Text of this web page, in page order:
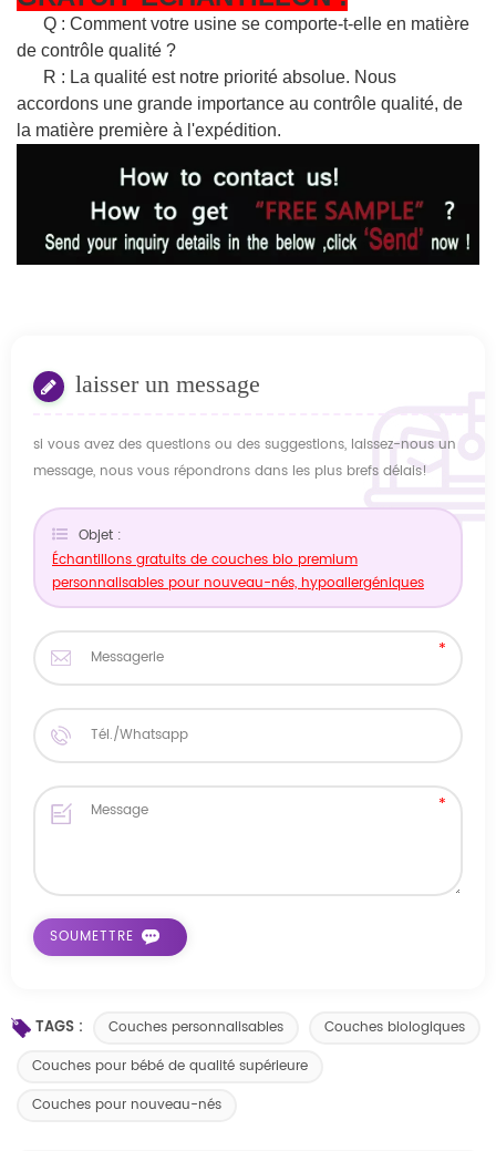
Q : Comment votre usine se comporte-t-elle en matière
de contrôle qualité ?
R : La qualité est notre priorité absolue. Nous
accordons une grande importance au contrôle qualité, de
la matière première à l'expédition.
laisser un message
si vous avez des questions ou des suggestions, laissez-nous un
message, nous vous répondrons dans les plus brefs délais!
Objet :
Échantillons gratuits de couches bio premium
personnalisables pour nouveau-nés, hypoallergéniques
TAGS : Couches personnalisables
Couches biologiques
Couches pour bébé de qualité supérieure
Couches pour nouveau-nés